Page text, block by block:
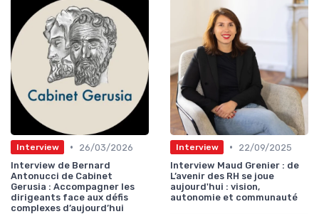
Interview •
26/03/2026
Interview de Bernard
Antonucci de Cabinet
Gerusia : Accompagner les
dirigeants face aux défis
complexes d’aujourd’hui
Interview •
22/09/2025
Interview Maud Grenier : de
L’avenir des RH se joue
aujourd'hui : vision,
autonomie et communauté